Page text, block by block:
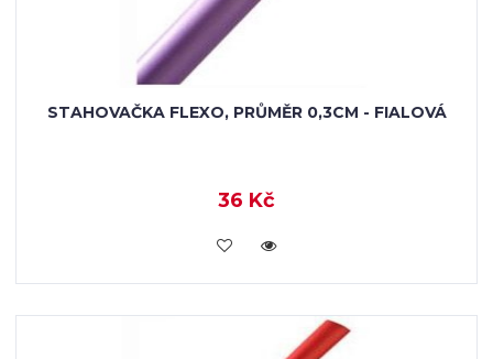
STAHOVAČKA FLEXO, PRŮMĚR 0,3CM - FIALOVÁ
36 Kč
VLOŽIT DO KOŠÍKU